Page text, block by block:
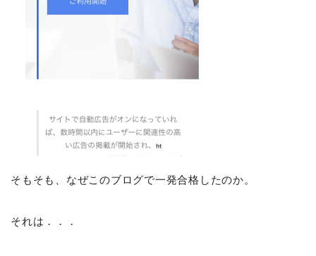
そもそも、なぜこのブログで一発合格したのか。
それは．．．